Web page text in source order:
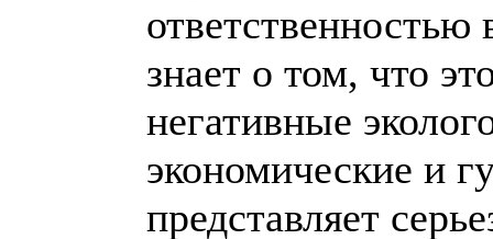
ответственностью
знает о том, что
негативные
экономические и
представляет